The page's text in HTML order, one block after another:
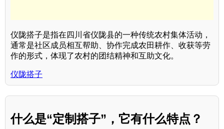
仪陇搭子是指在四川省仪陇县的一种传统农村集体活动，
通常是社区成员相互帮助、协作完成农田耕作、收获等劳
作的形式，体现了农村的团结精神和互助文化。
仪陇搭子
什么是“定制搭子”，它有什么特点？